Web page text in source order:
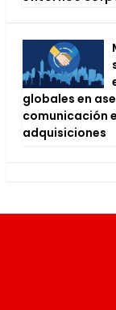
glo­ba­les en
comu­ni­ca­ción
adqui­si­cio­nes